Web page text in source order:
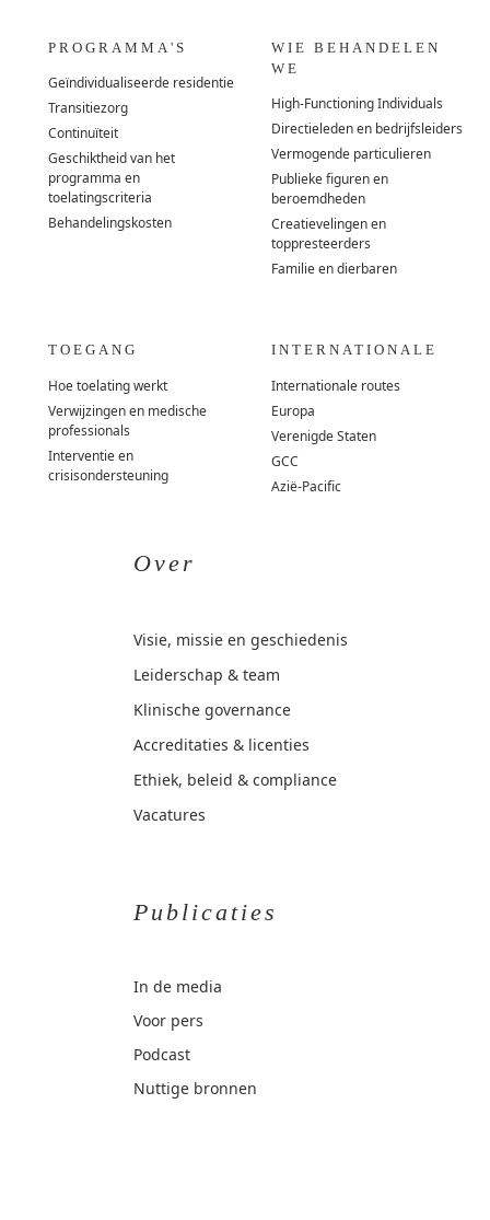
PROGRAMMA'S
Geïndividualiseerde residentie
Transitiezorg
Continuïteit
Geschiktheid van het
programma en
toelatingscriteria
Behandelingskosten
WIE BEHANDELEN
WE
High-Functioning Individuals
Directieleden en bedrijfsleiders
Vermogende particulieren
Publieke figuren en
beroemdheden
Creatievelingen en
toppresteerders
Familie en dierbaren
TOEGANG
Hoe toelating werkt
Verwijzingen en medische
professionals
Interventie en
crisisondersteuning
INTERNATIONALE
Internationale routes
Europa
Verenigde Staten
GCC
Azië-Pacific
Over
Visie, missie en geschiedenis
Leiderschap & team
Klinische governance
Accreditaties & licenties
Ethiek, beleid & compliance
Vacatures
Publicaties
In de media
Voor pers
Podcast
Nuttige bronnen